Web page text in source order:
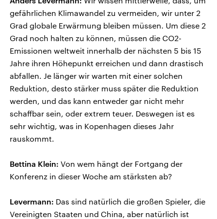
gefährlichen Klimawandel zu vermeiden, wir unter 2
Grad globale Erwärmung bleiben müssen. Um diese 2
Grad noch halten zu können, müssen die CO2-
Emissionen weltweit innerhalb der nächsten 5 bis 15
Jahre ihren Höhepunkt erreichen und dann drastisch
abfallen. Je länger wir warten mit einer solchen
Reduktion, desto stärker muss später die Reduktion
werden, und das kann entweder gar nicht mehr
schaffbar sein, oder extrem teuer. Deswegen ist es
sehr wichtig, was in Kopenhagen dieses Jahr
rauskommt.
Bettina Klein: Von wem hängt der Fortgang der
Konferenz in dieser Woche am stärksten ab?
Levermann: Das sind natürlich die großen Spieler, die
Vereinigten Staaten und China, aber natürlich ist